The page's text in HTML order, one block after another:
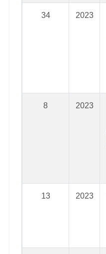
2023
34
2023
8
2023
13